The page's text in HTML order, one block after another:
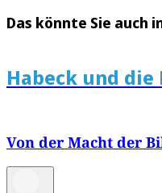
Das könnte Sie auch
Habeck und die
Von der Macht der